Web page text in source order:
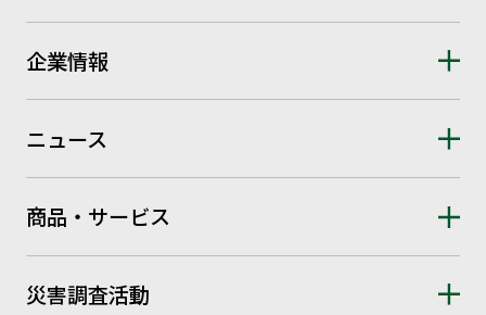
企業情報
ニュース
商品・サービス
災害調査活動